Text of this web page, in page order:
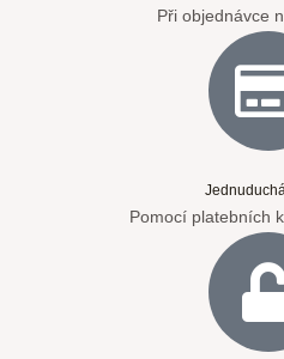
Při objednávce
Pomocí platebních